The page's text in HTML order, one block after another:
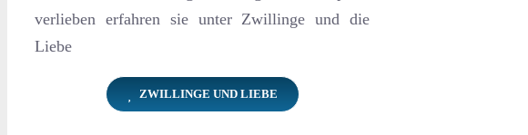
verlieben erfahren sie unter Zwillinge und die
Liebe
ZWILLINGE UND LIEBE